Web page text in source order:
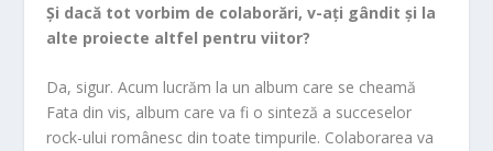
Și dacă tot vorbim de colaborări, v-ați gândit și la
alte proiecte altfel pentru viitor?
Da, sigur. Acum lucrăm la un album care se cheamă
Fata din vis, album care va fi o sinteză a succeselor
rock-ului românesc din toate timpurile. Colaborarea va